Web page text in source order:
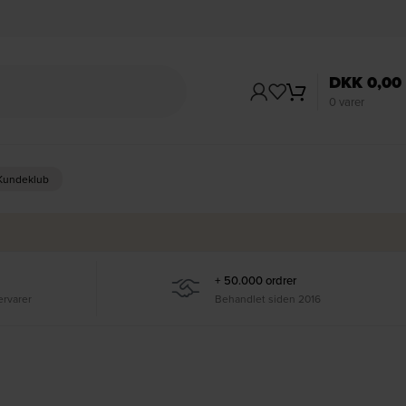
0 varer
DKK0,00
+ 50.000 ordrer
Behandlet siden 2016